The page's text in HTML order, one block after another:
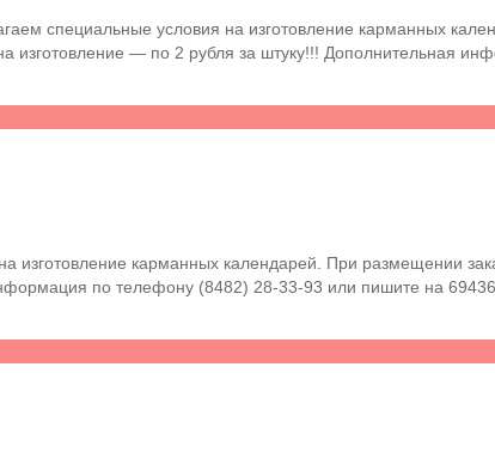
специальные условия на изготовление карманных
— по 2 рубля за штуку!!! Дополнительная
карманных календарей. При размещении
по телефону (8482) 28-33-93 или пишите на